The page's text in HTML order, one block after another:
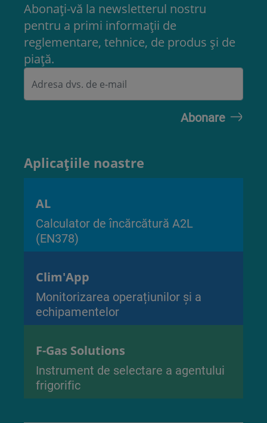
Abonați-vă la newsletterul nostru
pentru a primi informații de
reglementare, tehnice, de produs și de
piață.
Aplicațiile noastre
AL
Calculator de încărcătură A2L
(EN378)
Clim'App
Monitorizarea operațiunilor și a
echipamentelor
F-Gas Solutions
Instrument de selectare a agentului
frigorific